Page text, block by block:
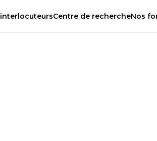
interlocuteursCentre de rechercheNos